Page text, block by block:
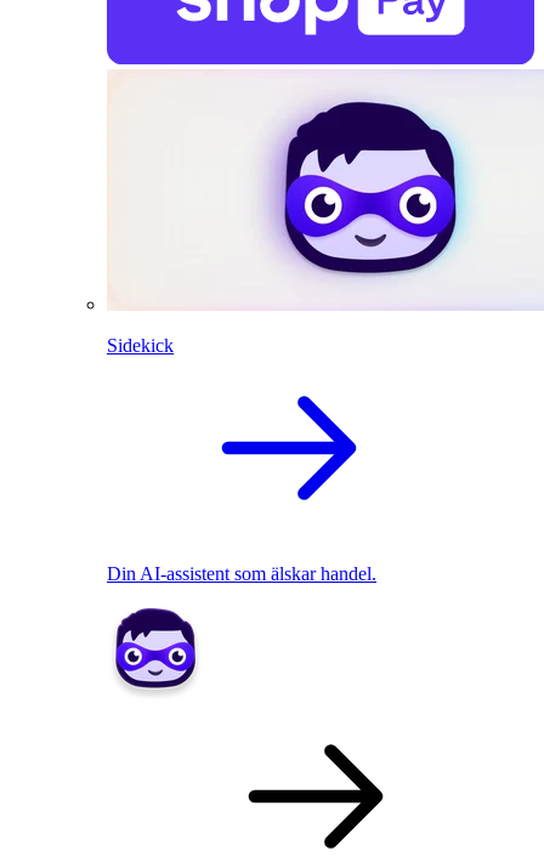
Sidekick
Din AI-assistent som älskar handel.